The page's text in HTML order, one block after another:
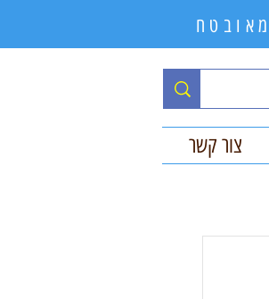
צור קשר